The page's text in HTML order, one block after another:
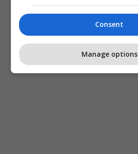
Consent
Manage options